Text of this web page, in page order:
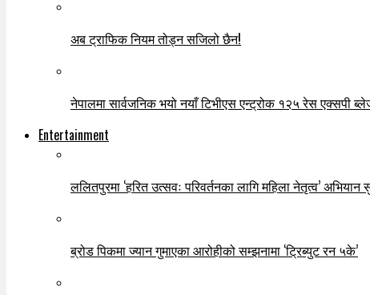
अब ट्राफिक नियम तोड्न सजिलो छैन!
नेपालमा सार्वजनिक भयो नयाँ टिभीएस एन्ट्रोक १२५ रेस एक्सपी
Entertainment
ललितपुरमा ‘हरित उत्सवः परिवर्तनका लागि महिला नेतृत्व’ अभियान
ब्रोड पिकमा ज्यान गुमाएका आरोहीको सम्झनामा ‘ट्रिब्युट रन ५के’